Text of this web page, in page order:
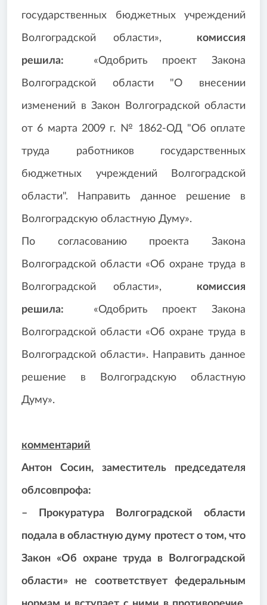
государственных бюджетных учреждений
Волгоградской области», комиссия
решила: «Одобрить проект Закона
Волгоградской области "О внесении
изменений в Закон Волгоградской области
от 6 марта 2009 г. № 1862-ОД "Об оплате
труда работников государственных
бюджетных учреждений Волгоградской
области". Направить данное решение в
Волгоградскую областную Думу».
По согласованию проекта Закона
Волгоградской области «Об охране труда в
Волгоградской области», комиссия
решила: «Одобрить проект Закона
Волгоградской области «Об охране труда в
Волгоградской области». Направить данное
решение в Волгоградскую областную
Думу».
комментарий
Антон Сосин, заместитель председателя
облсовпрофа:
– Прокуратура Волгоградской области
подала в областную думу протест о том, что
Закон «Об охране труда в Волгоградской
области» не соответствует федеральным